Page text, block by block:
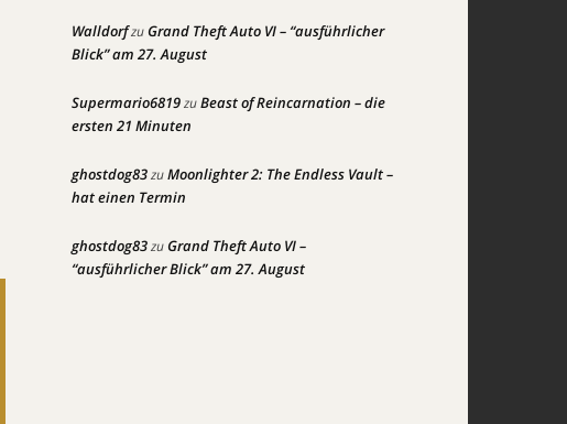
WalldorfzuGrand Theft Auto VI – “ausführlicher
Blick” am 27. August
Supermario6819zuBeast of Reincarnation – die
ersten 21 Minuten
ghostdog83zuMoonlighter 2: The Endless Vault –
hat einen Termin
ghostdog83zuGrand Theft Auto VI –
“ausführlicher Blick” am 27. August